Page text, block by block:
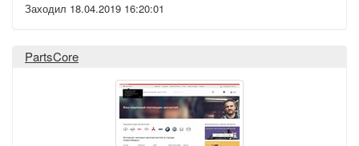
Заходил 18.04.2019 16:20:01
PartsCore